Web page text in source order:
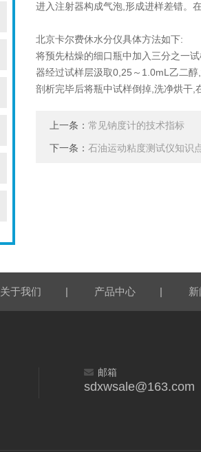
进入注射器构成气泡,形成进样差错。
北京卡尔费休水分仪具体方法如下:
将预先枯燥的细口瓶中加入三分之一
器经过试样层汲取0,25～1.0mL乙二
剖析完毕后将瓶中试样倒掉,洗净烘干,
上一条：常见钠度计的技术指标
下一条：石油运动粘度测试仪知识
关于我们 | 产品中心 |
邮箱
sdxwsale@163.com